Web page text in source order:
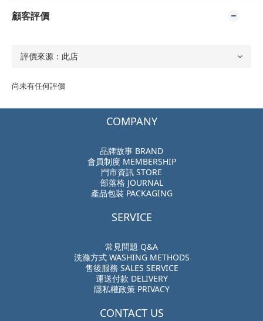
顧客評價
尚未有任何評價
COMPANY
品牌故事 BRAND
會員制度 MEMBERSHIP
門市資訊 STORE
部落格 JOURNAL
產品包裝 PACKAGING
SERVICE
常見問題 Q&A
洗滌方式 WASHING METHODS
售後服務 SALES SERVICE
運送付款 DELIVERY
隱私權政策 PRIVACY
CONTACT US